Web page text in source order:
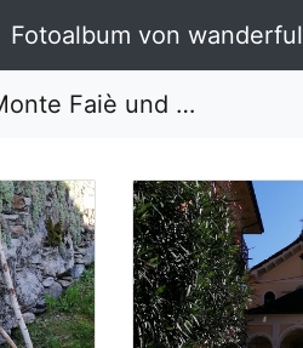
Fotoalbum von wanderful
und Pizzo Pernice